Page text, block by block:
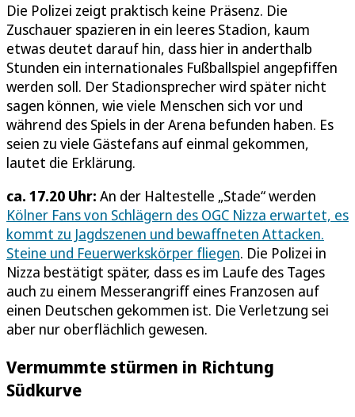
Die Polizei zeigt praktisch keine Präsenz. Die
Zuschauer spazieren in ein leeres Stadion, kaum
etwas deutet darauf hin, dass hier in anderthalb
Stunden ein internationales Fußballspiel angepfiffen
werden soll. Der Stadionsprecher wird später nicht
sagen können, wie viele Menschen sich vor und
während des Spiels in der Arena befunden haben. Es
seien zu viele Gästefans auf einmal gekommen,
lautet die Erklärung.
ca. 17.20 Uhr: An der Haltestelle „Stade“ werden
Kölner Fans von Schlägern des OGC Nizza erwartet, es
kommt zu Jagdszenen und bewaffneten Attacken.
Steine und Feuerwerkskörper fliegen. Die Polizei in
Nizza bestätigt später, dass es im Laufe des Tages
auch zu einem Messerangriff eines Franzosen auf
einen Deutschen gekommen ist. Die Verletzung sei
aber nur oberflächlich gewesen.
Vermummte stürmen in Richtung
Südkurve